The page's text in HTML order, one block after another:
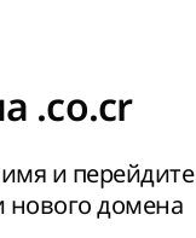
.co.cr
и перейдите
нового домена